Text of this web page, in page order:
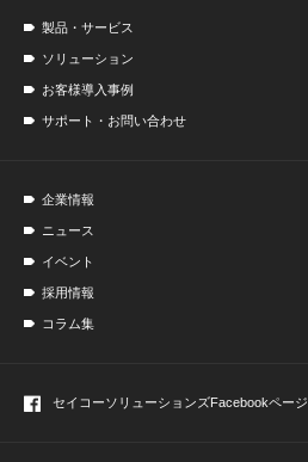
製品・サービス
ソリューション
お客様導入事例
サポート・お問い合わせ
企業情報
ニュース
イベント
採用情報
コラム集
セイコーソリューションズFacebookページ